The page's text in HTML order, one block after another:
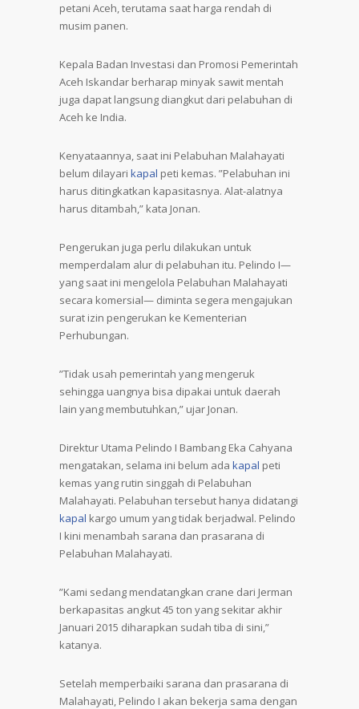
petani Aceh, terutama saat harga rendah di
musim panen.
Kepala Badan Investasi dan Promosi Pemerintah
Aceh Iskandar berharap minyak sawit mentah
juga dapat langsung diangkut dari pelabuhan di
Aceh ke India.
Kenyataannya, saat ini Pelabuhan Malahayati
belum dilayari kapal peti kemas. ”Pelabuhan ini
harus ditingkatkan kapasitasnya. Alat-alatnya
harus ditambah,” kata Jonan.
Pengerukan juga perlu dilakukan untuk
memperdalam alur di pelabuhan itu. Pelindo I—
yang saat ini mengelola Pelabuhan Malahayati
secara komersial— diminta segera mengajukan
surat izin pengerukan ke Kementerian
Perhubungan.
”Tidak usah pemerintah yang mengeruk
sehingga uangnya bisa dipakai untuk daerah
lain yang membutuhkan,” ujar Jonan.
Direktur Utama Pelindo I Bambang Eka Cahyana
mengatakan, selama ini belum ada kapal peti
kemas yang rutin singgah di Pelabuhan
Malahayati. Pelabuhan tersebut hanya didatangi
kapal kargo umum yang tidak berjadwal. Pelindo
I kini menambah sarana dan prasarana di
Pelabuhan Malahayati.
”Kami sedang mendatangkan crane dari Jerman
berkapasitas angkut 45 ton yang sekitar akhir
Januari 2015 diharapkan sudah tiba di sini,”
katanya.
Setelah memperbaiki sarana dan prasarana di
Malahayati, Pelindo I akan bekerja sama dengan